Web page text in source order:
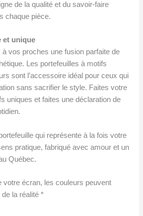
de la qualité et du savoir-faire
chaque pièce.
et unique
vos proches une fusion parfaite de
Les portefeuilles à motifs
sont l’accessoire idéal pour ceux qui
sans sacrifier le style. Faites votre
uniques et faites une déclaration de
qui représente à la fois votre
pratique, fabriqué avec amour et un
Québec.
votre écran, les couleurs peuvent
la réalité *